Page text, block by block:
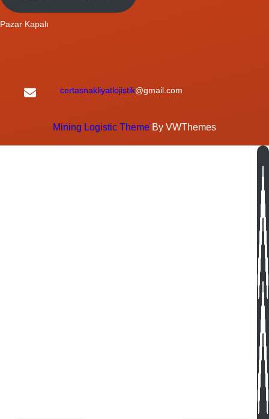
Pazar Kapalı
certasnakliyatlojistik@gmail.com
Mining Logistic Theme By VWThemes